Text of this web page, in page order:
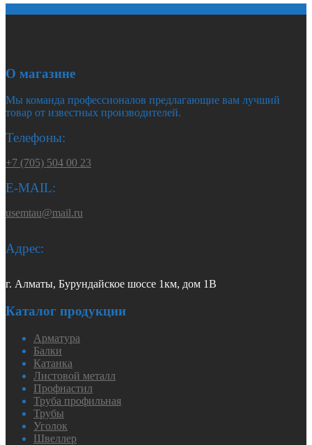
О магазине
Мы команда профессионалов предлагающие вам лучший
товар от известных производителей.
Телефоны:
+7 (705) 504 00 23
E-MAIL:
usemtau@mail.ru
Адрес:
г. Алматы, Бурундайское шоссе 1км, дом 1В
Каталог продукции
Арматура
Балки
Катанка
Листовой металл
Профнастил
Труба профильная
Трубы
Уголок
Швеллер